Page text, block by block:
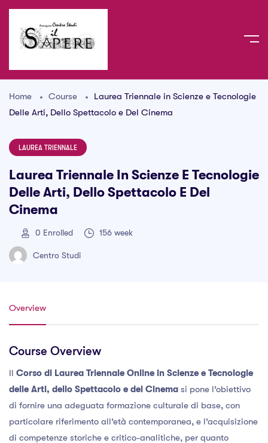
Home Course
Laurea Triennale in Scienze e Tecnologie
Delle Arti, Dello Spettacolo e Del Cinema
LAUREA TRIENNALE
Laurea Triennale In Scienze E Tecnologie
Delle Arti, Dello Spettacolo E Del
Cinema
0 Enrolled 156 week
Centro Studi
Overview
Course Overview
Il Corso di Laurea Triennale Online in Scienze e Tecnologie
delle Arti, dello Spettacolo e del Cinema si pone l’obiettivo
di fornire una adeguata formazione culturale di base, con
particolare riferimento all’età contemporanea, e l’acquisizione
di competenze storiche e critico-analitiche, per quanto